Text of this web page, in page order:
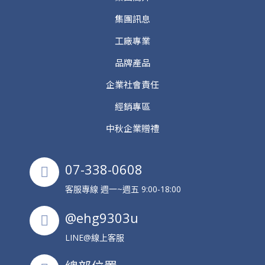
集團訊息
工廠專業
品牌產品
企業社會責任
經銷專區
中秋企業贈禮
07-338-0608
客服專線 週一~週五 9:00-18:00
@ehg9303u
LINE@線上客服